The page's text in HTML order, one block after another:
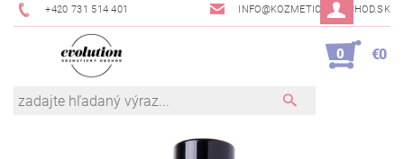
+420 731 514 401 INFO@KOZMETICKYOBCHOD.SK
0 €0